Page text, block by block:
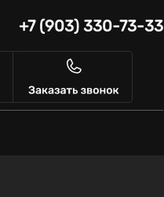
+7 (903) 330-73-33